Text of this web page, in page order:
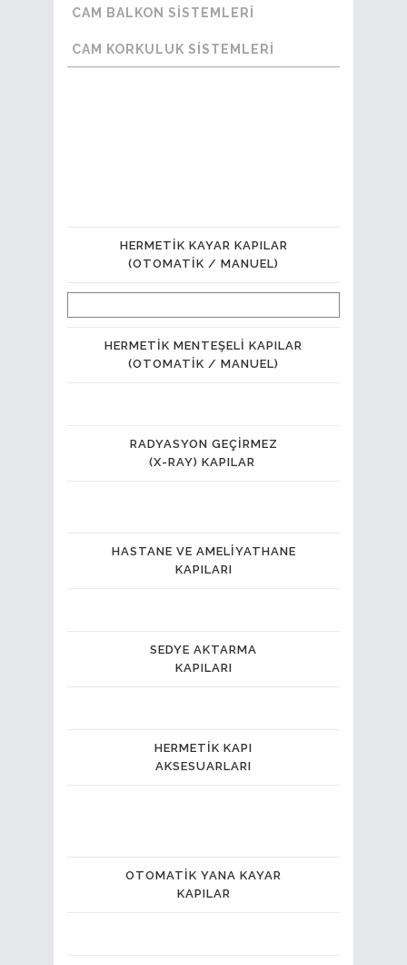
CAM BALKON SİSTEMLERİ
CAM KORKULUK SİSTEMLERİ
HERMETIK KAYAR KAPILAR
(OTOMATIK / MANUEL)
HERMETIK MENTEŞELI KAPILAR
(OTOMATIK / MANUEL)
RADYASYON GEÇIRMEZ
(X-RAY) KAPILAR
HASTANE VE AMELIYATHANE
KAPILARI
SEDYE AKTARMA
KAPILARI
HERMETIK KAPI
AKSESUARLARI
OTOMATIK YANA KAYAR
KAPILAR